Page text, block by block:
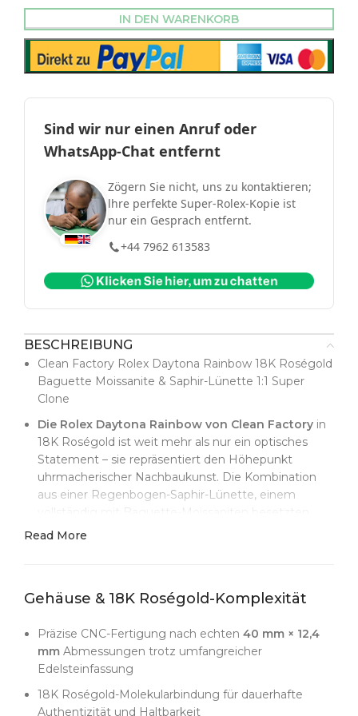
IN DEN WARENKORB
Sind wir nur einen Anruf oder
WhatsApp-Chat entfernt
Zögern Sie nicht, uns zu kontaktieren;
lhre perfekte Super-Rolex-Kopie ist
nur ein Gesprach entfernt.
+44 7962 613583
BESCHREIBUNG
Clean Factory Rolex Daytona Rainbow 18K Roségold
Baguette Moissanite & Saphir-Lünette 1:1 Super
Clone
Die Rolex Daytona Rainbow von Clean Factory in
18K Roségold ist weit mehr als nur ein optisches
Statement – sie repräsentiert den Höhepunkt
uhrmacherischer Nachbaukunst. Die Kombination
aus einer Regenbogen-Saphir-Lünette, einem
vollständig mit Baguette-Moissaniten besetzten
Gehäuse und dem brandneuen Dandong 4130
Jeder der 36 baguettegeschliffenen Saphire in der
Lünette wird einzeln von spezialisierten
Farblieferanten bezogen. Die Steine werden in
farblich abgestimmten Chargen sorgfältig kuratiert,
um einen nahtlosen Verlauf von Rot über Orange,
Gelb, Grün, Blau bis Violett zu schaffen. Anders als
die meisten Repliken, die gemischte Steine
Read More
Gehäuse & 18K Roségold-Komplexität
Präzise CNC-Fertigung nach echten 40 mm × 12,4
mm Abmessungen trotz umfangreicher
Edelsteinfassung
18K Roségold-Molekularbindung für dauerhafte
Authentizität und Haltbarkeit